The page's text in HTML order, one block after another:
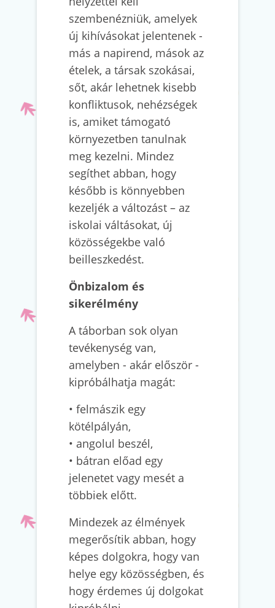
szembenézniük, amelyek
új kihívásokat jelentenek -
más a napirend, mások az
ételek, a társak szokásai,
sőt, akár lehetnek kisebb
konfliktusok, nehézségek
is, amiket támogató
környezetben tanulnak
meg kezelni. Mindez
segíthet abban, hogy
később is könnyebben
kezeljék a változást – az
iskolai váltásokat, új
közösségekbe való
beilleszkedést.
Önbizalom és
sikerélmény
A táborban sok olyan
tevékenység van,
amelyben - akár először -
kipróbálhatja magát:
• felmászik egy
kötélpályán,
• angolul beszél,
• bátran előad egy
jelenetet vagy mesét a
többiek előtt.
Mindezek az élmények
megerősítik abban, hogy
képes dolgokra, hogy van
helye egy közösségben, és
hogy érdemes új dolgokat